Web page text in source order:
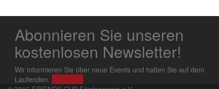
Abonnieren Sie unseren
kostenlosen Newsletter!
Wir informieren Sie über neue Events und halten Sie auf dem
Laufenden.